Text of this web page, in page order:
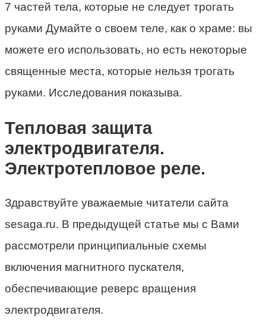
7 частей тела, которые не следует трогать
руками Думайте о своем теле, как о храме: вы
можете его использовать, но есть некоторые
священные места, которые нельзя трогать
руками. Исследования показыва.
Тепловая защита
электродвигателя.
Электротепловое реле.
Здравствуйте уважаемые читатели сайта
sesaga.ru. В предыдущей статье мы с Вами
рассмотрели принципиальные схемы
включения магнитного пускателя,
обеспечивающие реверс вращения
электродвигателя.